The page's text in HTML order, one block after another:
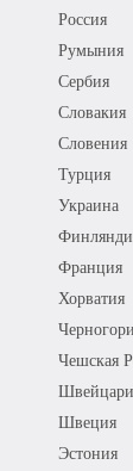
Россия
Румыния
Сербия
Словакия
Словения
Турция
Украина
Франция
Хорватия
Чешская
Швеция
Эстония